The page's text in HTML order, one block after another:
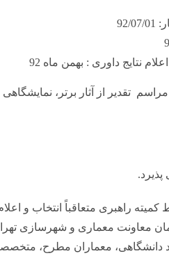
نتایج داوری : بهمن ‏ماه 92
تقدیر از آثار برتر،
راهبری متعاقباً انتخاب و
معاونت معماری و شهرسازی
دانشگاهی، معماران مطرح،